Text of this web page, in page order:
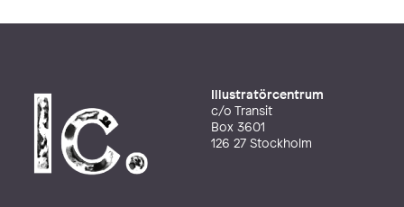
Illustratörcentrum
c/o Transit
Box 3601
126 27 Stockholm